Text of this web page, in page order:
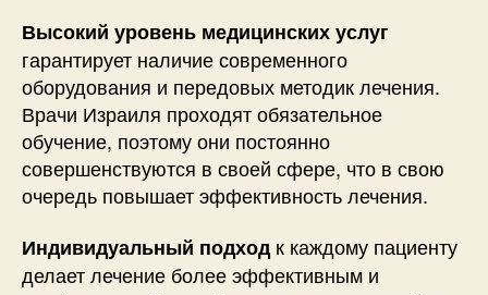
Высокий уровень медицинских услуг
гарантирует наличие современного
оборудования и передовых методик лечения.
Врачи Израиля проходят обязательное
обучение, поэтому они постоянно
совершенствуются в своей сфере, что в свою
очередь повышает эффективность лечения.
Индивидуальный подход к каждому пациенту
делает лечение более эффективным и